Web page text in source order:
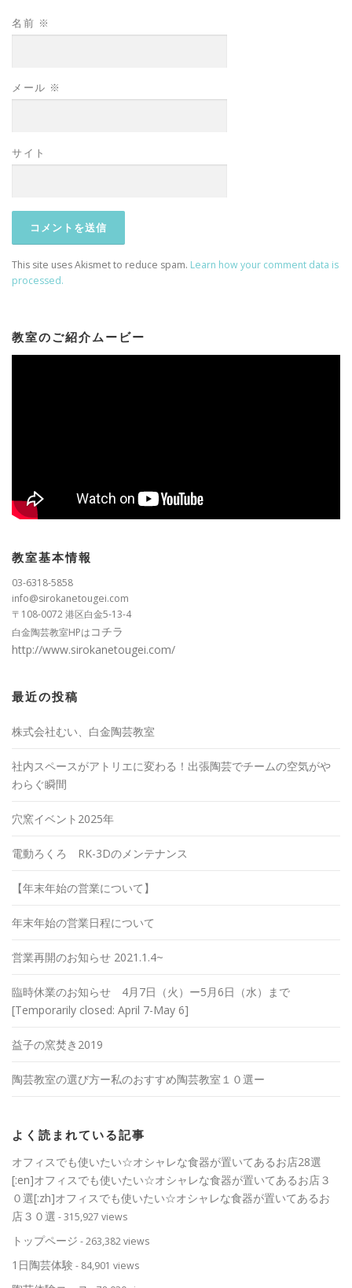
名前 ※
メール ※
サイト
This site uses Akismet to reduce spam. Learn how your comment data is
processed.
教室のご紹介ムービー
教室基本情報
03-6318-5858
info@sirokanetougei.com
〒108-0072 港区白金5-13-4
白金陶芸教室HPはコチラ
http://www.sirokanetougei.com/
最近の投稿
株式会社むい、白金陶芸教室
社内スペースがアトリエに変わる！出張陶芸でチームの空気がや
わらぐ瞬間
穴窯イベント2025年
電動ろくろ RK-3Dのメンテナンス
【年末年始の営業について】
年末年始の営業日程について
営業再開のお知らせ 2021.1.4~
臨時休業のお知らせ 4月7日（火）ー5月6日（水）まで
[Temporarily closed: April 7-May 6]
益子の窯焚き2019
陶芸教室の選び方ー私のおすすめ陶芸教室１０選ー
よく読まれている記事
オフィスでも使いたい☆オシャレな食器が置いてあるお店28選
[:en]オフィスでも使いたい☆オシャレな食器が置いてあるお店３
０選[:zh]オフィスでも使いたい☆オシャレな食器が置いてあるお
店３０選 - 315,927 views
トップページ - 263,382 views
1日陶芸体験 - 84,901 views